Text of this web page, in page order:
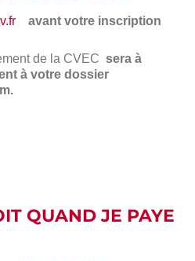
avant votre inscription
de la CVEC sera à
à votre dossier
QUAND JE PAYE